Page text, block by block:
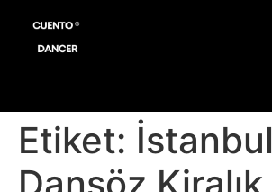
Etiket: İstanbul